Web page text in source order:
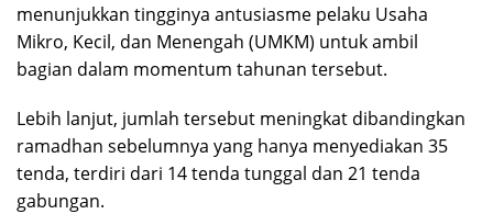
menunjukkan tingginya antusiasme pelaku Usaha
Mikro, Kecil, dan Menengah (UMKM) untuk ambil
bagian dalam momentum tahunan tersebut.
Lebih lanjut, jumlah tersebut meningkat dibandingkan
ramadhan sebelumnya yang hanya menyediakan 35
tenda, terdiri dari 14 tenda tunggal dan 21 tenda
gabungan.